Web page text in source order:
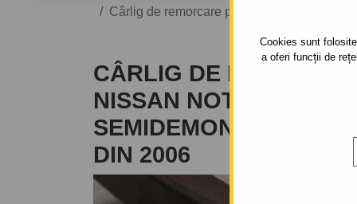
Cookies sunt
a oferi funcții de
Cârlig de remorcare pentru Nissan NOTE -
CÂRLIG DE
NISSAN NOTE - ( E 11 )
SEMIDEMONTABIL -
DIN 2006